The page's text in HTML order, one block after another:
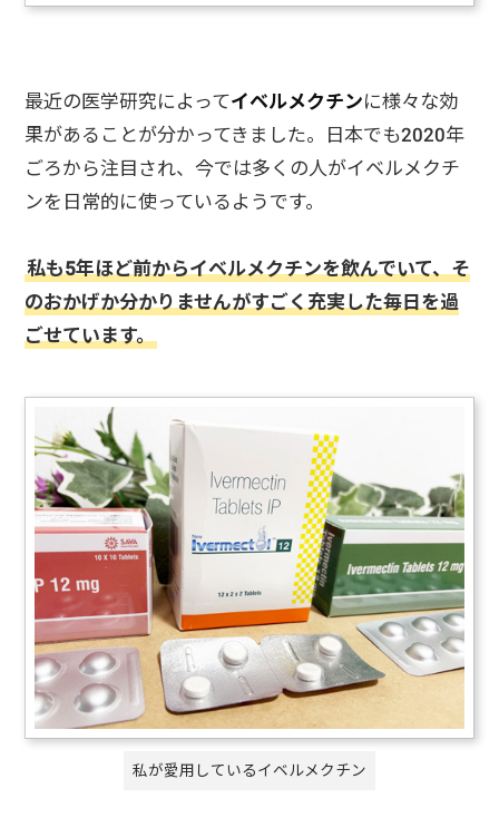
最近の医学研究によってイベルメクチンに様々な効
果があることが分かってきました。日本でも2020年
ごろから注目され、今では多くの人がイベルメクチ
ンを日常的に使っているようです。
私も5年ほど前からイベルメクチンを飲んでいて、そ
のおかげか分かりませんがすごく充実した毎日を過
ごせています。
私が愛用しているイベルメクチン